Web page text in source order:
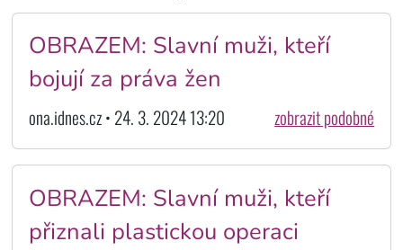
OBRAZEM: Slavní muži, kteří
bojují za práva žen
ona.idnes.cz • 24. 3. 2024 13:20 zobrazit podobné
OBRAZEM: Slavní muži, kteří
přiznali plastickou operaci